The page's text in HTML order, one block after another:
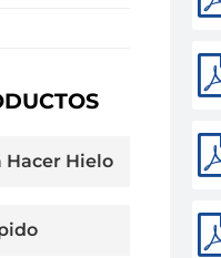
Hacer Hielo